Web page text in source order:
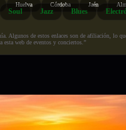
Huelva Córdoba Jaén
Soul Jazz Blues
de estos enlaces son de afiliación, lo
esta web de eventos y conciertos.”